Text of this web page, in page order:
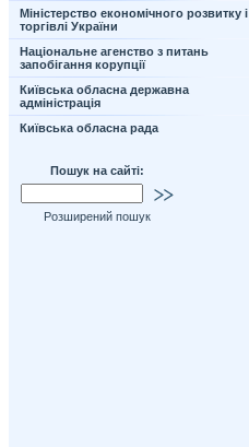
Міністерство економічного розвитку і
торгівлі України
Національне агенство з питань
запобігання корупції
Київська обласна державна
адміністрація
Київська обласна рада
Пошук на сайті:
Розширений пошук